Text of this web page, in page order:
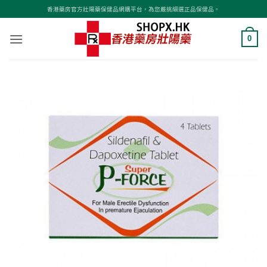
to
content
香港藥房官方壯陽藥保健品網購平台，為您嚴挑細選正品保健品。
0